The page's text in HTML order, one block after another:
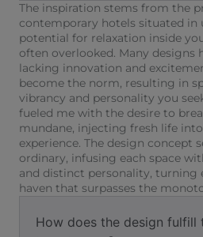
The inspiration stems from the
contemporary hotels situated in
potential for relaxation inside
often overlooked. Many designs
lacking innovation and
become the norm, resulting in
vibrancy and personality you
fueled me with the desire to
mundane, injecting fresh life
experience. The design concept
ordinary, infusing each space
and distinct personality, turning
haven that surpasses the
How does the design fulfill